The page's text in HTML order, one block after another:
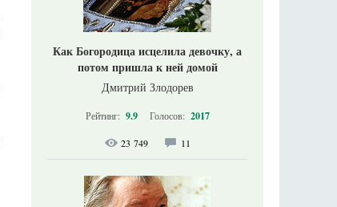
Как Богородица исцелила девочку, а
потом пришла к ней домой
Дмитрий Злодорев
Рейтинг: 9.9 Голосов: 2017
23 749 11